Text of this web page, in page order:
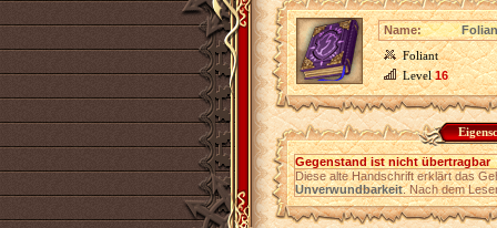
Name:
Foliant
Level16
Gegenstand ist nicht übertragbar
Diese alte Handschrift erklärt das
Unverwundbarkeit. Nach dem